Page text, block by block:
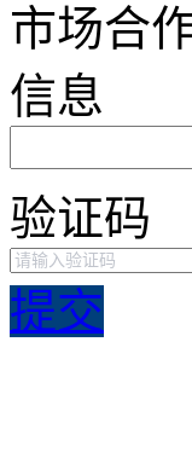
市场合
信息
验证码
提交